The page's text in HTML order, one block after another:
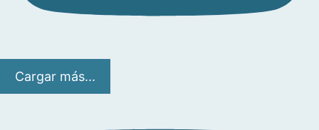
Cargar más...